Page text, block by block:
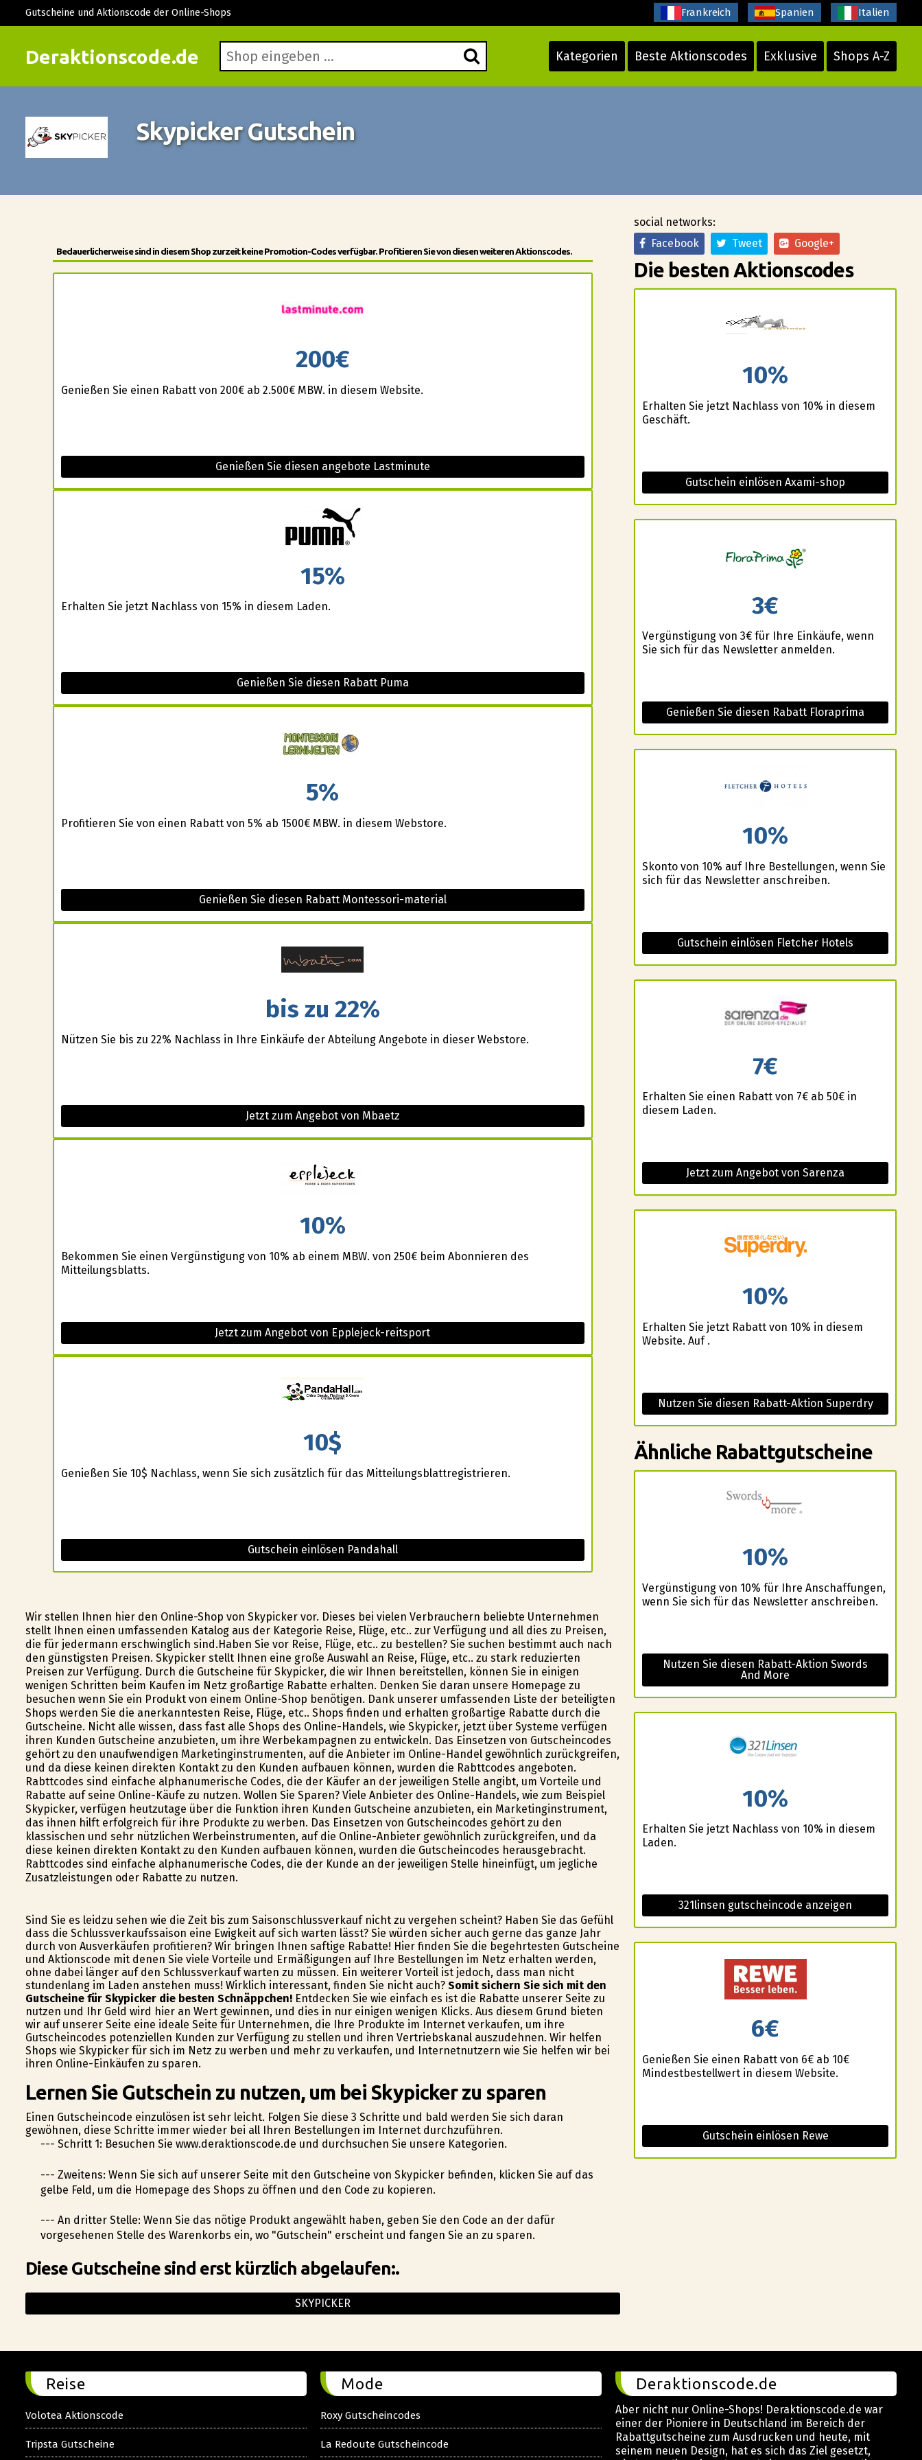
Deraktionscode.de Kategorien Beste Aktionscodes Exklusive Shops A-Z
Gutscheine und Aktionscode der Online-Shops Frankreich Spanien Italien
Skypicker Gutschein
Bedauerlicherweise sind in diesem Shop zurzeit keine Promotion-Codes verfügbar. Profitieren Sie von diesen weiteren Aktionscodes.
200€
Genießen Sie einen Rabatt von 200€ ab 2.500€ MBW. in diesem Website.
Genießen Sie diesen angebote Lastminute
15%
Erhalten Sie jetzt Nachlass von 15% in diesem Laden.
Genießen Sie diesen Rabatt Puma
5%
Profitieren Sie von einen Rabatt von 5% ab 1500€ MBW. in diesem Webstore.
Genießen Sie diesen Rabatt Montessori-material
bis zu 22%
Nützen Sie bis zu 22% Nachlass in Ihre Einkäufe der Abteilung Angebote in dieser Webstore.
Jetzt zum Angebot von Mbaetz
10%
Bekommen Sie einen Vergünstigung von 10% ab einem MBW. von 250€ beim Abonnieren des
Mitteilungsblatts.
Jetzt zum Angebot von Epplejeck-reitsport
10$
Genießen Sie 10$ Nachlass, wenn Sie sich zusätzlich für das Mitteilungsblattregistrieren.
Gutschein einlösen Pandahall
Wir stellen Ihnen hier den Online-Shop von Skypicker vor. Dieses bei vielen Verbrauchern beliebte Unternehmen
stellt Ihnen einen umfassenden Katalog aus der Kategorie Reise, Flüge, etc.. zur Verfügung und all dies zu Preisen,
die für jedermann erschwinglich sind.Haben Sie vor Reise, Flüge, etc.. zu bestellen? Sie suchen bestimmt auch nach
den günstigsten Preisen. Skypicker stellt Ihnen eine große Auswahl an Reise, Flüge, etc.. zu stark reduzierten
Preisen zur Verfügung. Durch die Gutscheine für Skypicker, die wir Ihnen bereitstellen, können Sie in einigen
wenigen Schritten beim Kaufen im Netz großartige Rabatte erhalten. Denken Sie daran unsere Homepage zu
besuchen wenn Sie ein Produkt von einem Online-Shop benötigen. Dank unserer umfassenden Liste der beteiligten
Shops werden Sie die anerkanntesten Reise, Flüge, etc.. Shops finden und erhalten großartige Rabatte durch die
Gutscheine. Nicht alle wissen, dass fast alle Shops des Online-Handels, wie Skypicker, jetzt über Systeme verfügen
ihren Kunden Gutscheine anzubieten, um ihre Werbekampagnen zu entwickeln. Das Einsetzen von Gutscheincodes
gehört zu den unaufwendigen Marketinginstrumenten, auf die Anbieter im Online-Handel gewöhnlich zurückgreifen,
und da diese keinen direkten Kontakt zu den Kunden aufbauen können, wurden die Rabttcodes angeboten.
Rabttcodes sind einfache alphanumerische Codes, die der Käufer an der jeweiligen Stelle angibt, um Vorteile und
Rabatte auf seine Online-Käufe zu nutzen. Wollen Sie Sparen? Viele Anbieter des Online-Handels, wie zum Beispiel
Skypicker, verfügen heutzutage über die Funktion ihren Kunden Gutscheine anzubieten, ein Marketinginstrument,
das ihnen hilft erfolgreich für ihre Produkte zu werben. Das Einsetzen von Gutscheincodes gehört zu den
klassischen und sehr nützlichen Werbeinstrumenten, auf die Online-Anbieter gewöhnlich zurückgreifen, und da
diese keinen direkten Kontakt zu den Kunden aufbauen können, wurden die Gutscheincodes herausgebracht.
Rabttcodes sind einfache alphanumerische Codes, die der Kunde an der jeweiligen Stelle hineinfügt, um jegliche
Zusatzleistungen oder Rabatte zu nutzen.
Sind Sie es leidzu sehen wie die Zeit bis zum Saisonschlussverkauf nicht zu vergehen scheint? Haben Sie das Gefühl
dass die Schlussverkaufssaison eine Ewigkeit auf sich warten lässt? Sie würden sicher auch gerne das ganze Jahr
durch von Ausverkäufen profitieren? Wir bringen Ihnen saftige Rabatte! Hier finden Sie die begehrtesten Gutscheine
und Aktionscode mit denen Sie viele Vorteile und Ermäßigungen auf Ihre Bestellungen im Netz erhalten werden,
ohne dabei länger auf den Schlussverkauf warten zu müssen. Ein weiterer Vorteil ist jedoch, dass man nicht
stundenlang im Laden anstehen muss! Wirklich interessant, finden Sie nicht auch? Somit sichern Sie sich mit den
Gutscheine für Skypicker die besten Schnäppchen!Entdecken Sie wie einfach es ist die Rabatte unserer Seite zu
nutzen und Ihr Geld wird hier an Wert gewinnen, und dies in nur einigen wenigen Klicks. Aus diesem Grund bieten
wir auf unserer Seite eine ideale Seite für Unternehmen, die Ihre Produkte im Internet verkaufen, um ihre
Gutscheincodes potenziellen Kunden zur Verfügung zu stellen und ihren Vertriebskanal auszudehnen. Wir helfen
Shops wie Skypicker für sich im Netz zu werben und mehr zu verkaufen, und Internetnutzern wie Sie helfen wir bei
ihren Online-Einkäufen zu sparen.
Lernen Sie Gutschein zu nutzen, um bei Skypicker zu sparen
Einen Gutscheincode einzulösen ist sehr leicht. Folgen Sie diese 3 Schritte und bald werden Sie sich daran
gewöhnen, diese Schritte immer wieder bei all Ihren Bestellungen im Internet durchzuführen.
--- Schritt 1: Besuchen Sie www.deraktionscode.de und durchsuchen Sie unsere Kategorien.
--- Zweitens: Wenn Sie sich auf unserer Seite mit den Gutscheine von Skypicker befinden, klicken Sie auf das
gelbe Feld, um die Homepage des Shops zu öffnen und den Code zu kopieren.
--- An dritter Stelle: Wenn Sie das nötige Produkt angewählt haben, geben Sie den Code an der dafür
vorgesehenen Stelle des Warenkorbs ein, wo "Gutschein" erscheint und fangen Sie an zu sparen.
Diese Gutscheine sind erst kürzlich abgelaufen:.
SKYPICKER
social networks:
Facebook
Tweet Google+
Die besten Aktionscodes
10%
Erhalten Sie jetzt Nachlass von 10% in diesem
Geschäft.
Gutschein einlösen Axami-shop
3€
Vergünstigung von 3€ für Ihre Einkäufe, wenn
Sie sich für das Newsletter anmelden.
Genießen Sie diesen Rabatt Floraprima
10%
Skonto von 10% auf Ihre Bestellungen, wenn Sie
sich für das Newsletter anschreiben.
Gutschein einlösen Fletcher Hotels
7€
Erhalten Sie einen Rabatt von 7€ ab 50€ in
diesem Laden.
Jetzt zum Angebot von Sarenza
10%
Erhalten Sie jetzt Rabatt von 10% in diesem
Website. Auf .
Nutzen Sie diesen Rabatt-Aktion Superdry
Ähnliche Rabattgutscheine
10%
Vergünstigung von 10% für Ihre Anschaffungen,
wenn Sie sich für das Newsletter anschreiben.
Nutzen Sie diesen Rabatt-Aktion Swords
And More
10%
Erhalten Sie jetzt Nachlass von 10% in diesem
Laden.
321linsen gutscheincode anzeigen
6€
Genießen Sie einen Rabatt von 6€ ab 10€
Mindestbestellwert in diesem Website.
Gutschein einlösen Rewe
Reise
Volotea Aktionscode
Tripsta Gutscheine
Mode
Roxy Gutscheincodes
La Redoute Gutscheincode
Deraktionscode.de
Aber nicht nur Online-Shops! Deraktionscode.de war
einer der Pioniere in Deutschland im Bereich der
Rabattgutscheine zum Ausdrucken und heute, mit
seinem neuen Design, hat es sich das Ziel gesetzt,